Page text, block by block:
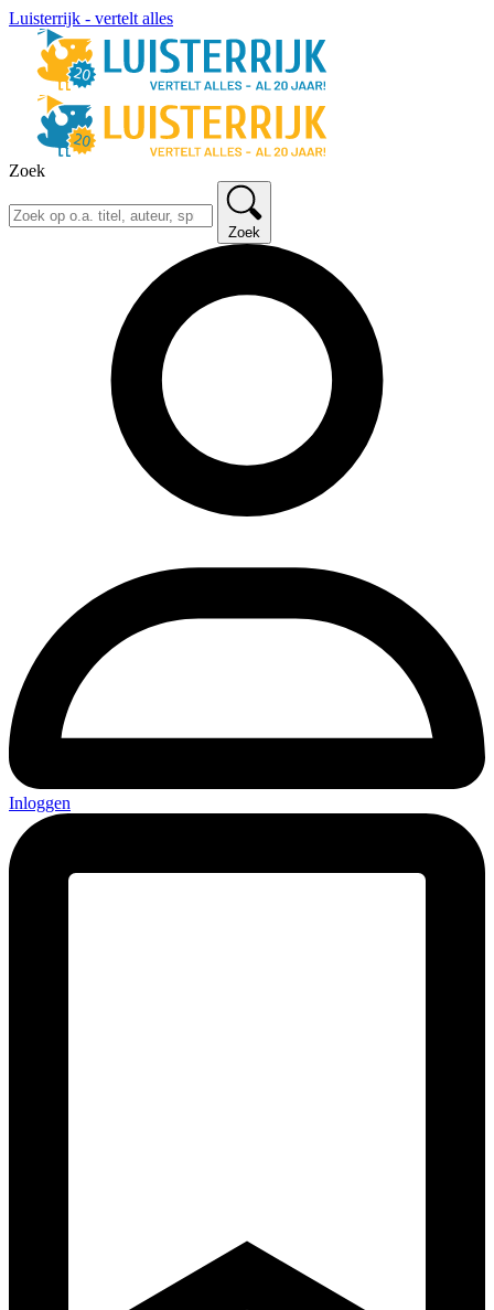
Luisterrijk - vertelt alles
Zoek
Zoek
Inloggen